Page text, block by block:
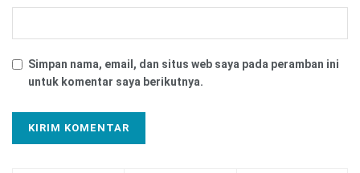
Simpan nama, email, dan situs web saya pada peramban ini
untuk komentar saya berikutnya.